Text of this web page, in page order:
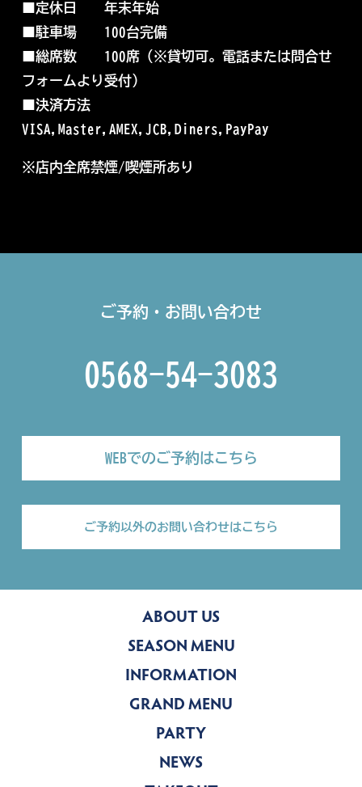
定休日 年末年始
駐車場 100台完備
総席数 100席（※貸切可。電話または問合せ
フォームより受付）
決済方法
VISA,Master,AMEX,JCB,Diners,PayPay
※店内全席禁煙/喫煙所あり
ご予約・お問い合わせ
0568-54-3083
WEBでのご予約はこちら
ご予約以外のお問い合わせはこちら
ABOUT US
SEASON MENU
INFORMATION
GRAND MENU
PARTY
NEWS